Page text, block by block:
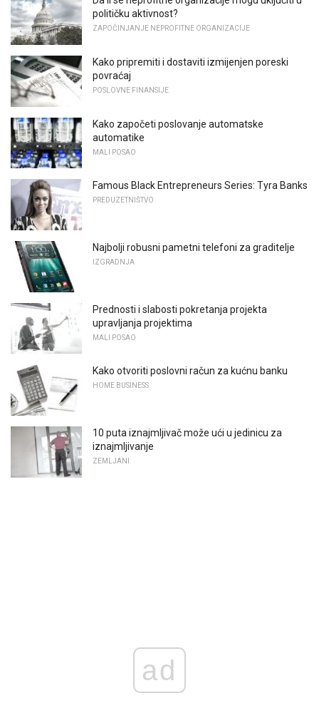
političku aktivnost?
ZAPOČINJANJE NEPROFITNE ORGANIZACIJE
Kako pripremiti i dostaviti izmijenjen poreski
povraćaj
POSLOVNE FINANSIJE
Kako započeti poslovanje automatske
automatike
MALI POSAO
Famous Black Entrepreneurs Series: Tyra Banks
PREDUZETNIŠTVO
Najbolji robusni pametni telefoni za graditelje
IZGRADNJA
Prednosti i slabosti pokretanja projekta
upravljanja projektima
MALI POSAO
Kako otvoriti poslovni račun za kućnu banku
HOME BUSINESS
10 puta iznajmljivač može ući u jedinicu za
iznajmljivanje
ZEMLJANI
ad